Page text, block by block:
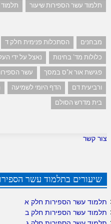
תלמוד עשר הספירות שיעור
תלמוד
מבחנים הסתכלות פנימית חלק ד
כלולות מד' בחינות
נאצל על ידי
פגישת אור א"ס במסך
עשר
ורביעית דם
הדף היומי לשמיעה
בית מדרש הסולם
צור קשר
שיעורים בתלמוד עשר
תלמוד עשר הספירות חלק א
תלמוד עשר הספירות חלק ב